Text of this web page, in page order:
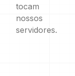
tocam
nossos
servidores.